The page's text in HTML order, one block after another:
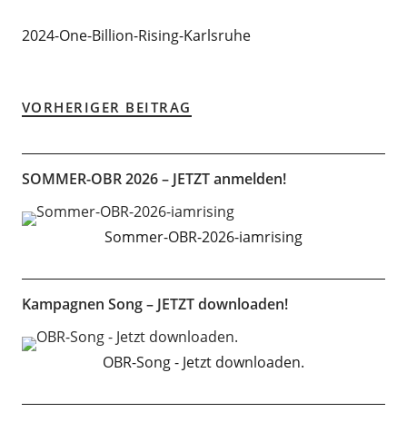
2024-One-Billion-Rising-Karlsruhe
VORHERIGER BEITRAG
SOMMER-OBR 2026 – JETZT anmelden!
Sommer-OBR-2026-iamrising
Kampagnen Song – JETZT downloaden!
OBR-Song - Jetzt downloaden.